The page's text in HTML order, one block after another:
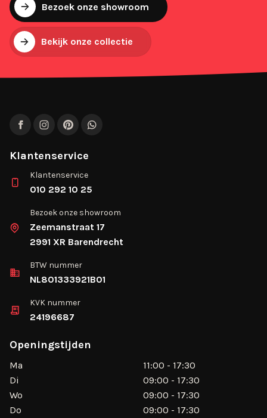
Bezoek onze showroom
Bekijk onze collectie
FacebookInstagram
PinterestWhatsApp
Klantenservice
Klantenservice
010 292 10 25
Bezoek onze showroom
Zeemanstraat 17
2991 XR Barendrecht
BTW nummer
NL801333921B01
KVK nummer
24196687
Openingstijden
Ma
11:00 - 17:30
Di
09:00 - 17:30
Wo
09:00 - 17:30
Do
09:00 - 17:30